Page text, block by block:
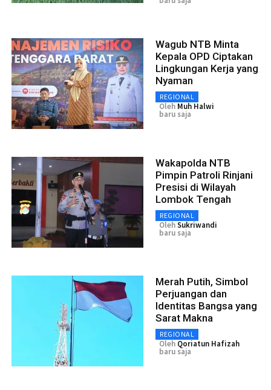
Wagub NTB Minta
Kepala OPD Ciptakan
Lingkungan Kerja yang
Nyaman
REGIONAL
Oleh Muh Halwi
baru saja
Wakapolda NTB
Pimpin Patroli Rinjani
Presisi di Wilayah
Lombok Tengah
REGIONAL
OlehSukriwandi
baru saja
Merah Putih, Simbol
Perjuangan dan
Identitas Bangsa yang
Sarat Makna
REGIONAL
Oleh Qoriatun Hafizah
baru saja